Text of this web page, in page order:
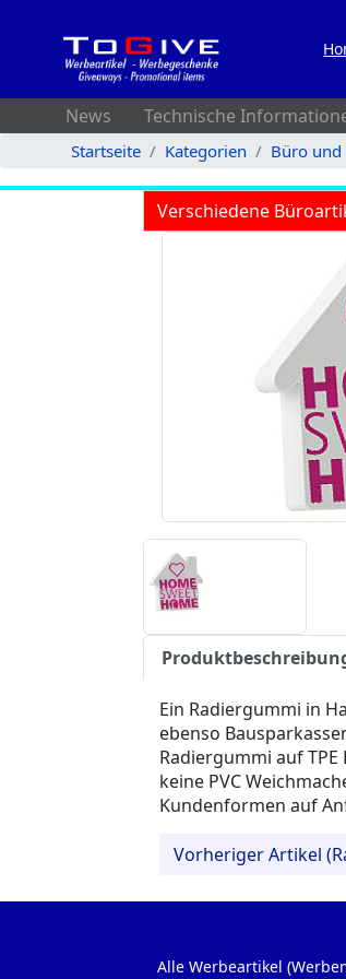
News Technische
Startseite Kategorien Büro und
Verschiedene
Ein Radiergummi in
ebenso
Radiergummi auf
keine PVC
Kundenformen auf
Vorheriger Artikel
Alle Werbeartikel